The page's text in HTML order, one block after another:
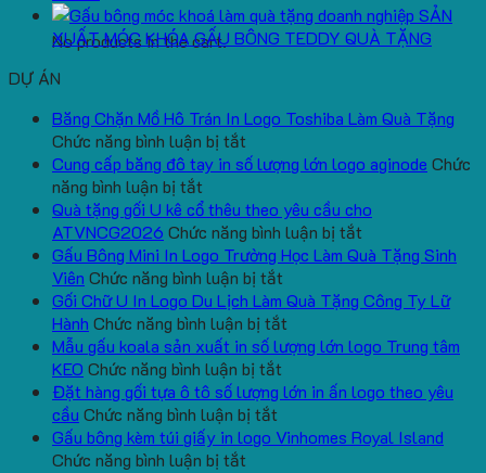
No products in the cart.
SẢN
XUẤT MÓC KHÓA GẤU BÔNG TEDDY QUÀ TẶNG
DỰ ÁN
Băng Chặn Mồ Hô Trán In Logo Toshiba Làm Quà Tặng
Chức năng bình luận bị tắt
Băng
Mồ
Hô
Trán
In
Logo
Toshiba
Làm
Quà
Tặng
Cung cấp băng đô tay in số lượng lớn logo aginode Chức
năng bình luận bị tắt
Cung
cấp
băng
đô
tay
in
số
lượng
lớn
logo
aginode
Quà tặng gối U kê cổ thêu theo yêu cầu cho
ATVNCG2026 Chức năng bình luận bị tắt
Quà
gối
kê
thêu
yêu
Gấu Bông Mini In Logo Trường Học Làm Quà Tặng Sinh
Viên Chức năng bình luận bị tắt
Gấu
Bông
Mini
Logo
Học
Gối Chữ U In Logo Du Lịch Làm Quà Tặng Công Ty Lữ
Hành Chức năng bình luận bị tắt
Gối
U
Logo
Mẫu gấu koala sản xuất in số lượng lớn logo Trung tâm
KEO Chức năng bình luận bị tắt
Mẫu
koala
Đặt hàng gối tựa ô tô số lượng lớn in ấn logo theo yêu
cầu Chức năng bình luận bị tắt
Đặt
Gấu bông kèm túi giấy in logo Vinhomes Royal Island
Chức năng bình luận bị tắt